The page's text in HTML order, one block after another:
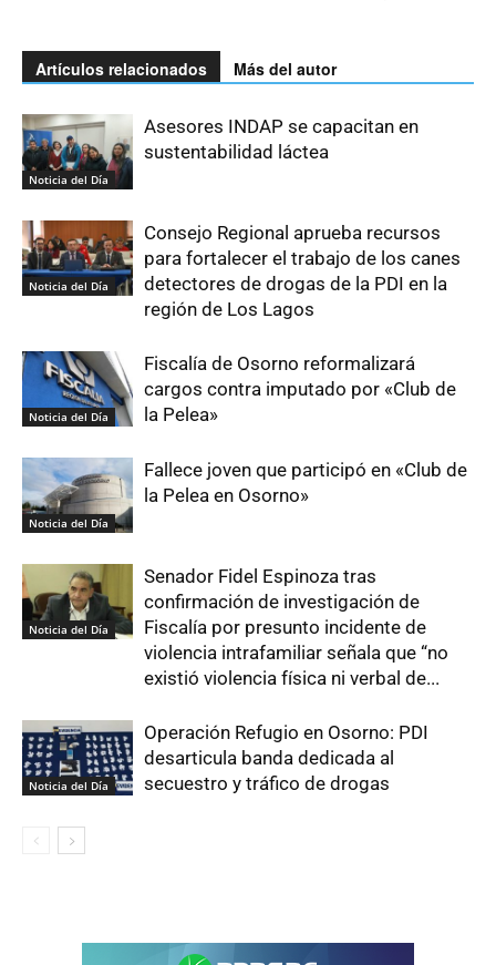
Artículos relacionados Más del autor
Noticia del Día
Asesores INDAP se capacitan en
sustentabilidad láctea
Noticia del Día
Consejo Regional aprueba recursos
para fortalecer el trabajo de los canes
detectores de drogas de la PDI en la
región de Los Lagos
Noticia del Día
Fiscalía de Osorno reformalizará
cargos contra imputado por «Club de
la Pelea»
Noticia del Día
Fallece joven que participó en «Club de
la Pelea en Osorno»
Noticia del Día
Senador Fidel Espinoza tras
confirmación de investigación de
Fiscalía por presunto incidente de
violencia intrafamiliar señala que “no
existió violencia física ni verbal de...
Noticia del Día
Operación Refugio en Osorno: PDI
desarticula banda dedicada al
secuestro y tráfico de drogas